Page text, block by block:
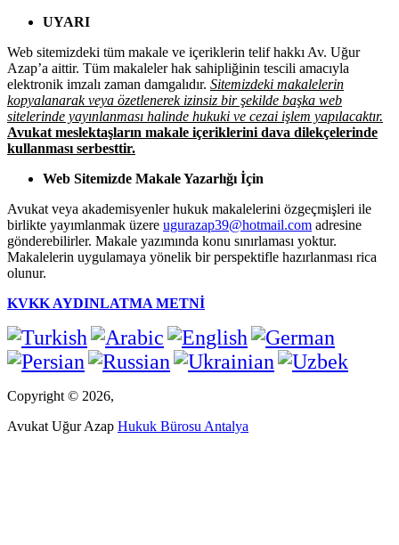
UYARI
Web sitemizdeki tüm makale ve içeriklerin telif hakkı Av. Uğur
Azap’a aittir. Tüm makaleler hak sahipliğinin tescili amacıyla
elektronik imzalı zaman damgalıdır. Sitemizdeki makalelerin
kopyalanarak veya özetlenerek izinsiz bir şekilde başka web
sitelerinde yayınlanması halinde hukuki ve cezai işlem yapılacaktır.
Avukat meslektaşların makale içeriklerini dava dilekçelerinde
kullanması serbesttir.
Web Sitemizde Makale Yazarlığı İçin
Avukat veya akademisyenler hukuk makalelerini özgeçmişleri ile
birlikte yayımlanmak üzere ugurazap39@hotmail.com adresine
gönderebilirler. Makale yazımında konu sınırlaması yoktur.
Makalelerin uygulamaya yönelik bir perspektifle hazırlanması rica
olunur.
KVKK AYDINLATMA METNİ
Copyright © 2026,
Avukat Uğur Azap Hukuk Bürosu Antalya